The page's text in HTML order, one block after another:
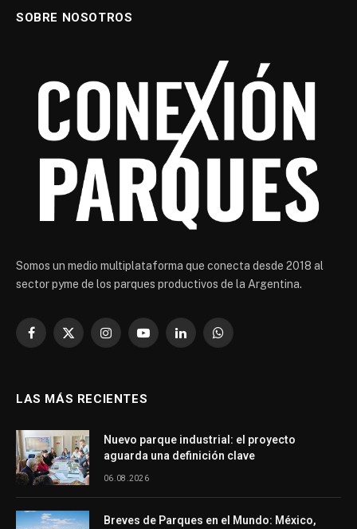
SOBRE NOSOTROS
Somos un medio multiplataforma que conecta desde 2018 al
sector pyme de los parques productivos de la Argentina.
Facebook
X
InstagramYouTubeLinkedInWhatsApp
LAS MÁS RECIENTES
Nuevo parque industrial: el proyecto
aguarda una definición clave
06.08.2026
Breves de Parques en el Mundo: México,